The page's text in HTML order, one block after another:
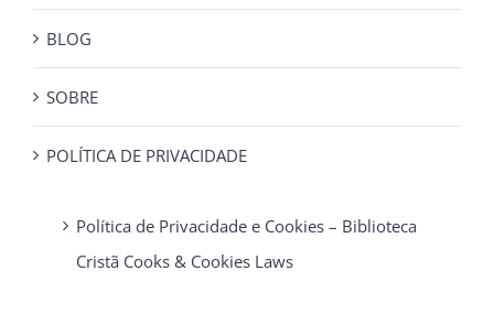
BLOG
SOBRE
POLÍTICA DE PRIVACIDADE
Política de Privacidade e Cookies – Biblioteca
Cristã Cooks & Cookies Laws